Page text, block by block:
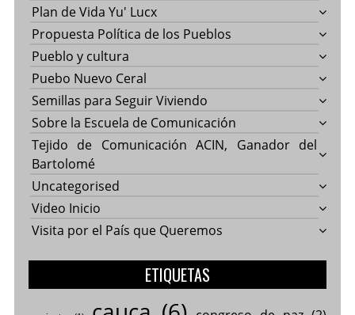
Plan de Vida Yu' Lucx
Propuesta Política de los Pueblos
Pueblo y cultura
Puebo Nuevo Ceral
Semillas para Seguir Viviendo
Sobre la Escuela de Comunicación
Tejido de Comunicación ACIN, Ganador del
Bartolomé
Uncategorised
Video Inicio
Visita por el País que Queremos
ETIQUETAS